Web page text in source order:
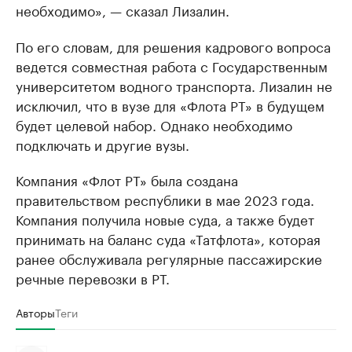
необходимо», — сказал Лизалин.
По его словам, для решения кадрового вопроса
ведется совместная работа с Государственным
университетом водного транспорта. Лизалин не
исключил, что в вузе для «Флота РТ» в будущем
будет целевой набор. Однако необходимо
подключать и другие вузы.
Компания «Флот РТ» была создана
правительством республики в мае 2023 года.
Компания получила новые суда, а также будет
принимать на баланс суда «Татфлота», которая
ранее обслуживала регулярные пассажирские
речные перевозки в РТ.
АвторыТеги